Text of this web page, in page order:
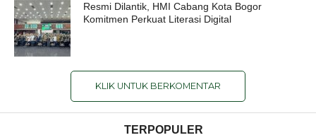
Resmi Dilantik, HMI Cabang Kota Bogor
Komitmen Perkuat Literasi Digital
KLIK UNTUK BERKOMENTAR
TERPOPULER